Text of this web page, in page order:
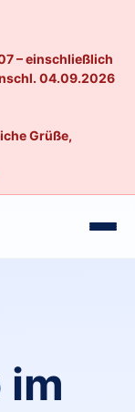
– einschließlich
04.09.2026
Grüße,
im